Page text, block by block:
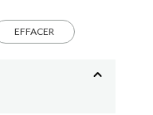
EFFACER